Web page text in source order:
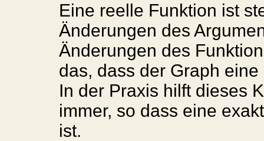
Eine reelle Funktion ist
Änderungen des
Änderungen des
das, dass der Graph
In der Praxis hilft dieses
immer, so dass eine
ist.